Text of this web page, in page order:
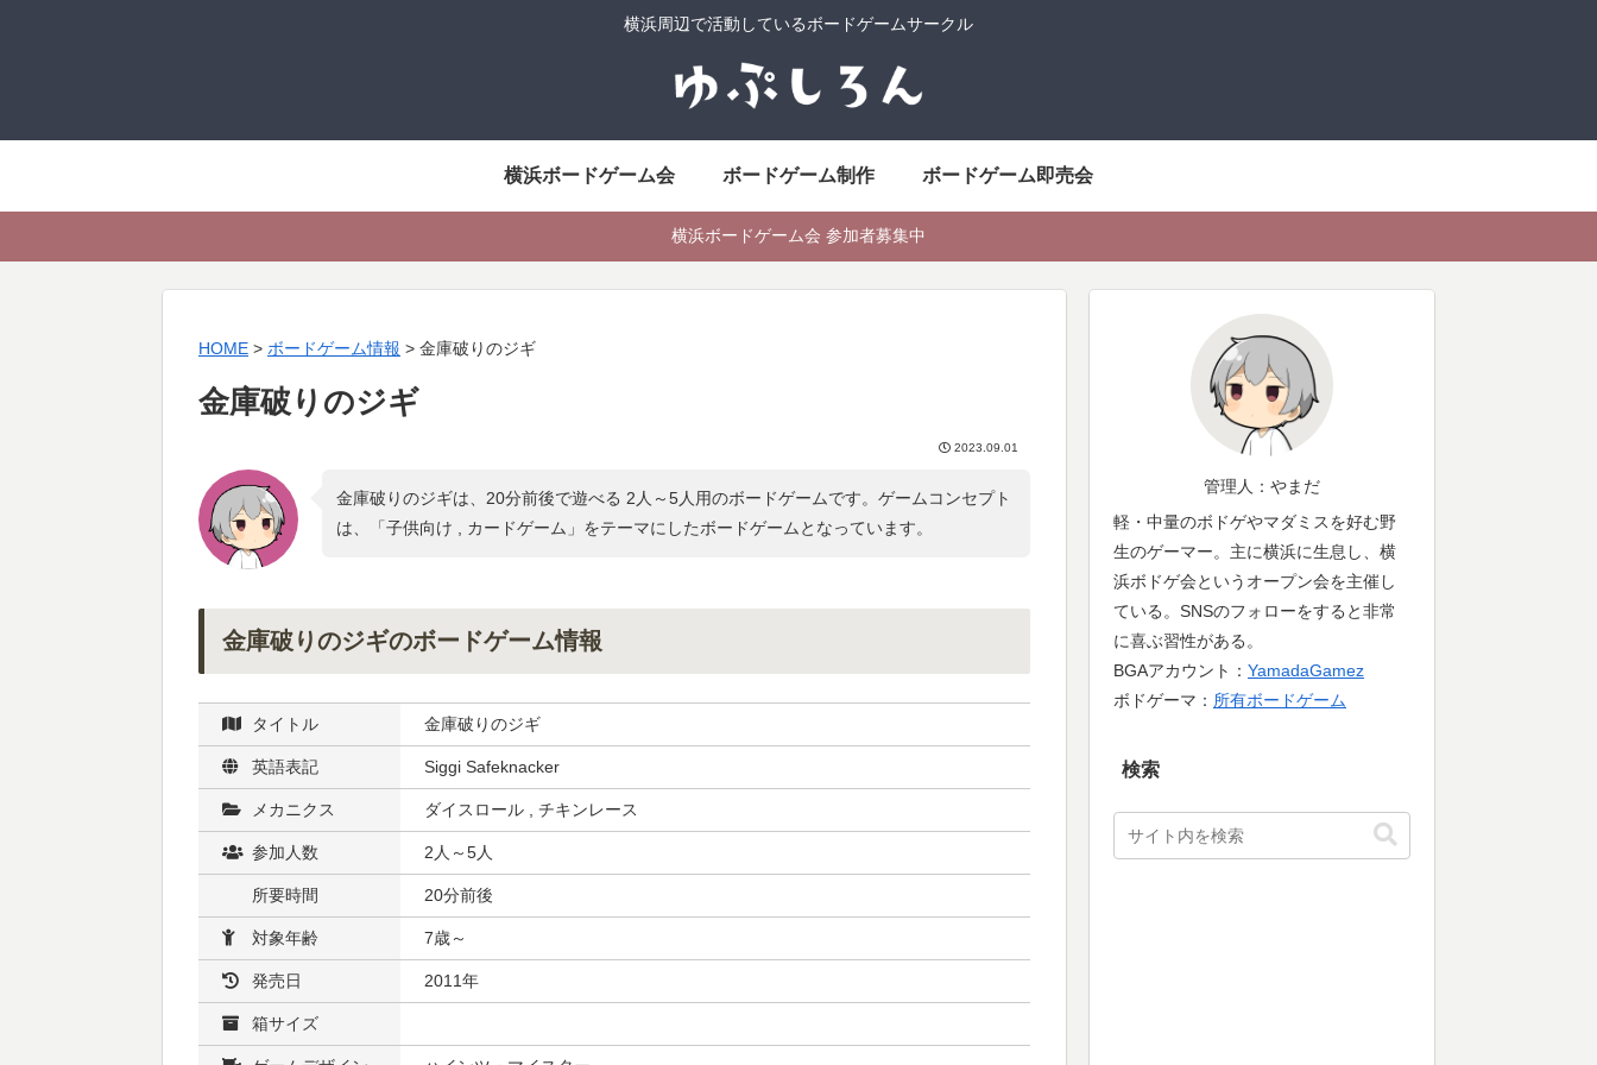
横浜周辺で活動しているボードゲームサークル
横浜ボードゲーム会 ボードゲーム制作 ボードゲーム即売会
横浜ボードゲーム会 参加者募集中
HOME > ボードゲーム情報 > 金庫破りのジギ
金庫破りのジギ
2023.09.01
金庫破りのジギは、20分前後で遊べる 2人～5人用のボードゲームです。ゲームコンセプト
は、「子供向け , カードゲーム 」をテーマにしたボードゲームとなっています。
金庫破りのジギのボードゲーム情報
タイトル 金庫破りのジギ
英語表記 Siggi Safeknacker
メカニクス ダイスロール , チキンレース
参加人数 2人～5人
所要時間 20分前後
対象年齢 7歳～
発売日 2011年
箱サイズ
管理人：やまだ
軽・中量のボドゲやマダミスを好む野
生のゲーマー。主に横浜に生息し、横
浜ボドゲ会というオープン会を主催し
ている。SNSのフォローをすると非常
に喜ぶ習性がある。
BGAアカウント： YamadaGamez
ボドゲーマ： 所有ボードゲーム
検索